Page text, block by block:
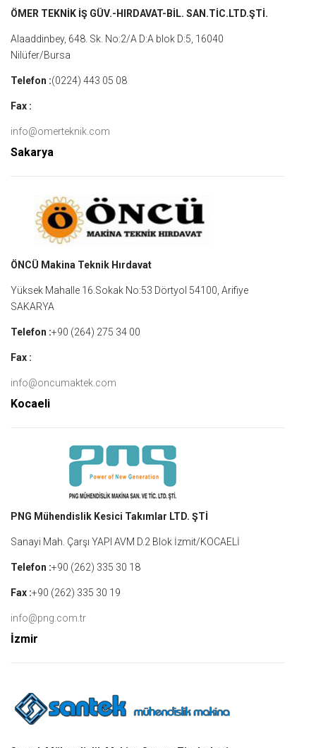
ÖMER TEKNİK İŞ GÜV.-HIRDAVAT-BİL. SAN.TİC.LTD.ŞTİ.
Alaaddinbey, 648. Sk. No:2/A D:A blok D:5, 16040
Nilüfer/Bursa
Telefon :(0224) 443 05 08
Fax :
info@omerteknik.com
Sakarya
ÖNCÜ Makina Teknik Hırdavat
Yüksek Mahalle 16.Sokak No:53 Dörtyol 54100, Arifiye
SAKARYA
Telefon :+90 (264) 275 34 00
Fax :
info@oncumaktek.com
Kocaeli
PNG Mühendislik Kesici Takımlar LTD. ŞTİ
Sanayi Mah. Çarşı YAPI AVM D.2 Blok İzmit/KOCAELİ
Telefon :+90 (262) 335 30 18
Fax :+90 (262) 335 30 19
info@png.com.tr
İzmir